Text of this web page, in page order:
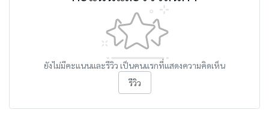
ยังไม่มีคะแนนและรีวิว เป็นคนแรกที่แสดงความคิดเห็น
รีวิว